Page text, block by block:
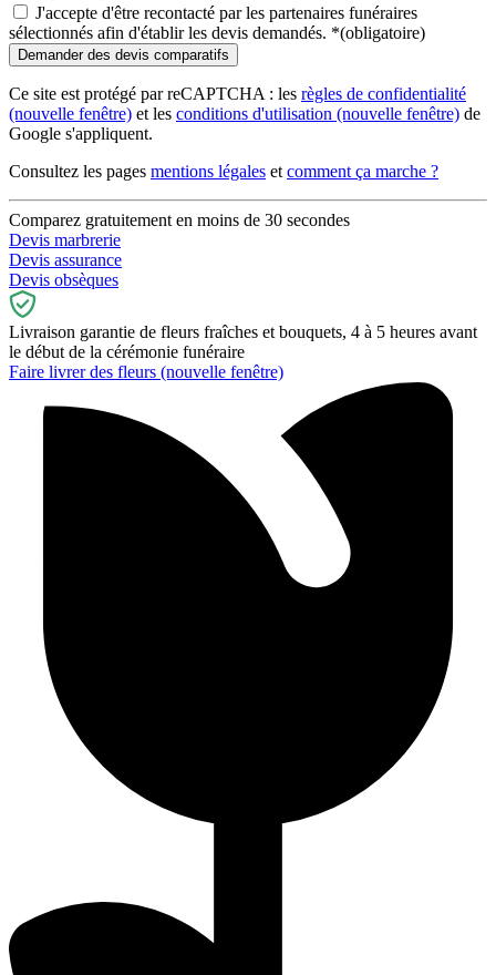
J'accepte d'être recontacté par les partenaires funéraires
sélectionnés afin d'établir les devis demandés. *(obligatoire)
Ce site est protégé par reCAPTCHA : les règles de confidentialité
(nouvelle fenêtre) et les conditions d'utilisation (nouvelle fenêtre) de
Google s'appliquent.
Consultez les pages mentions légales et comment ça marche ?
Comparez gratuitement en moins de 30 secondes
Devis marbrerie
Devis assurance
Devis obsèques
Livraison garantie de fleurs fraîches et bouquets, 4 à 5 heures avant
le début de la cérémonie funéraire
Faire livrer des fleurs (nouvelle fenêtre)